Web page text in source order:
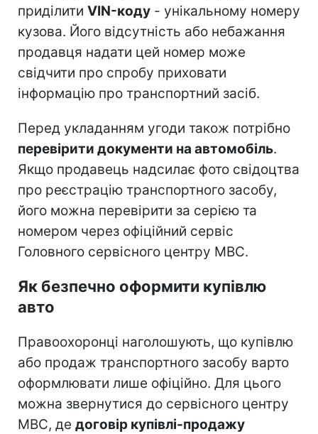
приділити VIN-коду - унікальному номеру
кузова. Його відсутність або небажання
продавця надати цей номер може
свідчити про спробу приховати
інформацію про транспортний засіб.
Перед укладанням угоди також потрібно
перевірити документи на автомобіль.
Якщо продавець надсилає фото свідоцтва
про реєстрацію транспортного засобу,
його можна перевірити за серією та
номером через офіційний сервіс
Головного сервісного центру МВС.
Як безпечно оформити купівлю
авто
Правоохоронці наголошують, що купівлю
або продаж транспортного засобу варто
оформлювати лише офіційно. Для цього
можна звернутися до сервісного центру
МВС, де договір купівлі-продажу